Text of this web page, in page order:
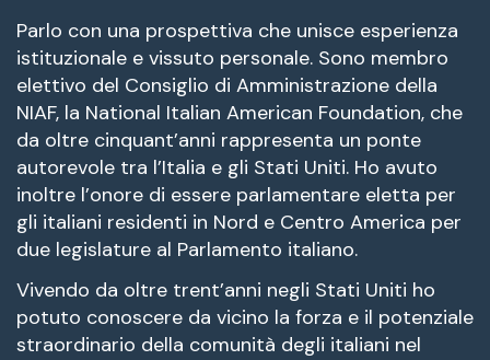
Parlo con una prospettiva che unisce esperienza
istituzionale e vissuto personale. Sono membro
elettivo del Consiglio di Amministrazione della
NIAF, la National Italian American Foundation, che
da oltre cinquant’anni rappresenta un ponte
autorevole tra l’Italia e gli Stati Uniti. Ho avuto
inoltre l’onore di essere parlamentare eletta per
gli italiani residenti in Nord e Centro America per
due legislature al Parlamento italiano.
Vivendo da oltre trent’anni negli Stati Uniti ho
potuto conoscere da vicino la forza e il potenziale
straordinario della comunità degli italiani nel